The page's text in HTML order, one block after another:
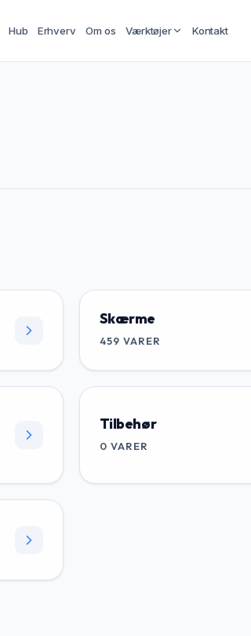
Hub Erhverv Om os Værktøjer Kontakt
Skærme
459 VARER
Tilbehør
0 VARER